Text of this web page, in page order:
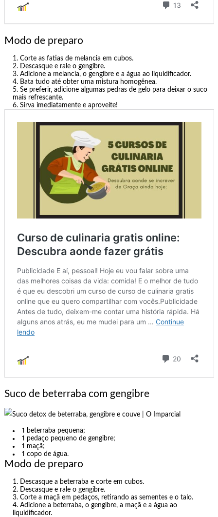
Modo de preparo
Corte as fatias de melancia em cubos.
Descasque e rale o gengibre.
Adicione a melancia, o gengibre e a água ao liquidificador.
Bata tudo até obter uma mistura homogênea.
Se preferir, adicione algumas pedras de gelo para deixar o suco
mais refrescante.
Sirva imediatamente e aproveite!
Suco de beterraba com gengibre
1 beterraba pequena;
1 pedaço pequeno de gengibre;
1 maçã;
1 copo de água.
Modo de preparo
Descasque a beterraba e corte em cubos.
Descasque e rale o gengibre.
Corte a maçã em pedaços, retirando as sementes e o talo.
Adicione a beterraba, o gengibre, a maçã e a água ao
liquidificador.